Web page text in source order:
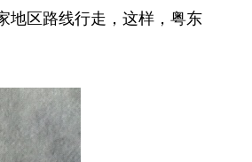
地区路线行走，这样，粤东